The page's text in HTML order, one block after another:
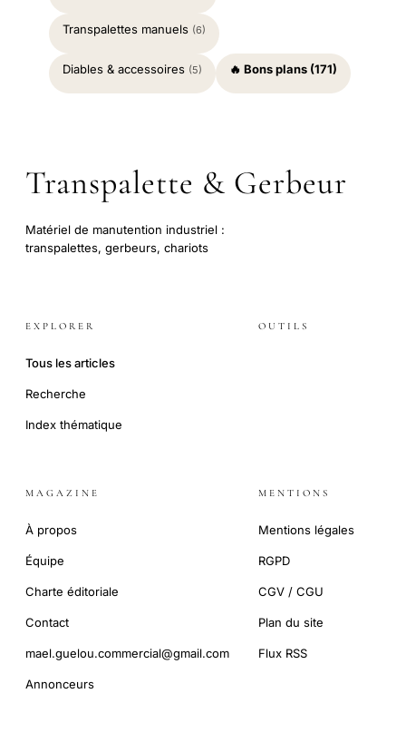
Transpalettes manuels (6)
Diables & accessoires (5) 🔥 Bons plans (171)
Transpalette & Gerbeur
Matériel de manutention industriel :
transpalettes, gerbeurs, chariots
EXPLORER
Tous les articles
Recherche
Index thématique
OUTILS
MAGAZINE
À propos
Équipe
Charte éditoriale
Contact
mael.guelou.commercial@gmail.com
Annonceurs
MENTIONS
Mentions légales
RGPD
CGV / CGU
Plan du site
Flux RSS